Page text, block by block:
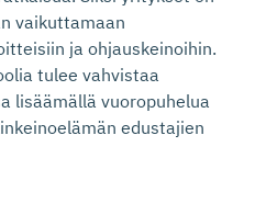
vaikuttamaan
ja ohjauskeinoihin.
tulee vahvistaa
lisäämällä vuoropuhelua
edustajien